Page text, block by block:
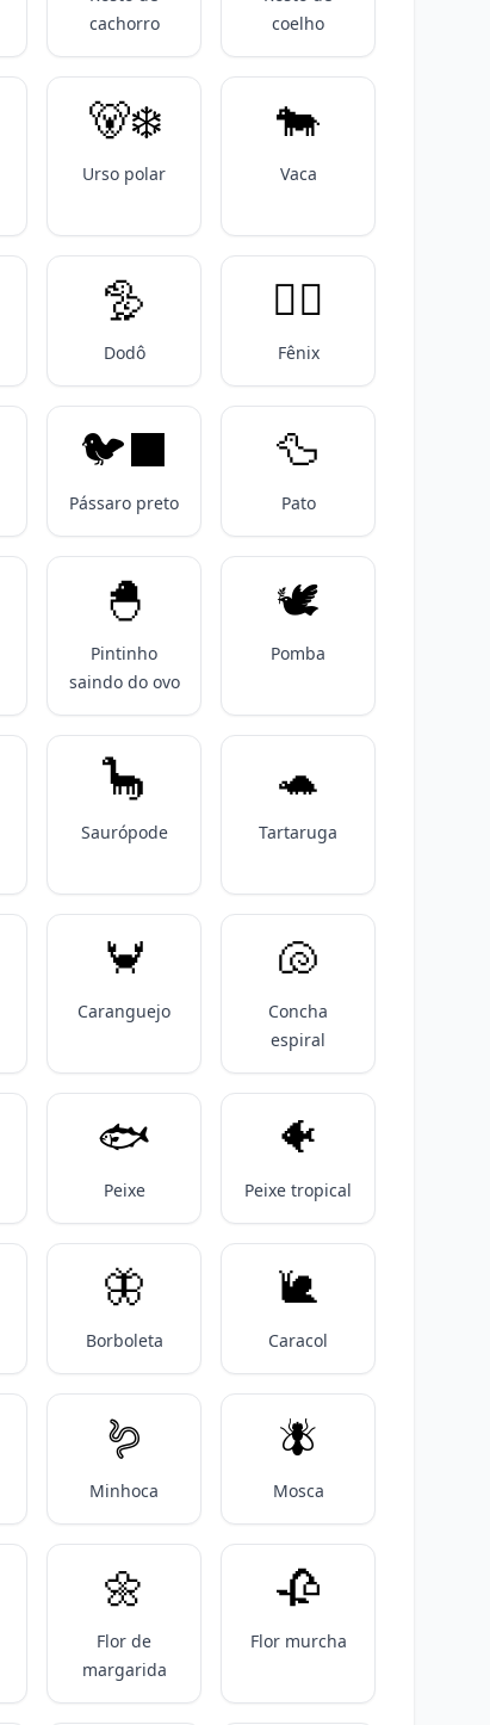
cachorro
coelho
🐻‍❄️
Urso polar
🐄
Vaca
🦤
Dodô
🐦‍🔥
Fênix
🐦‍⬛
Pássaro preto
🦆
Pato
🐣
Pintinho
saindo do ovo
🕊️
Pomba
🦕
Saurópode
🐢
Tartaruga
🦀
Caranguejo
🐚
Concha
espiral
🐟️
Peixe
🐠
Peixe tropical
🦋
Borboleta
🐌
Caracol
🪱
Minhoca
🪰
Mosca
🌼
Flor de
margarida
🥀
Flor murcha